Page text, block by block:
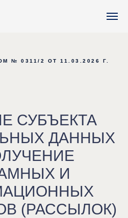
№ 0311/2 ОТ 11.03.2026 Г.
СУБЪЕКТА
ДАННЫХ
И
(РАССЫЛОК)